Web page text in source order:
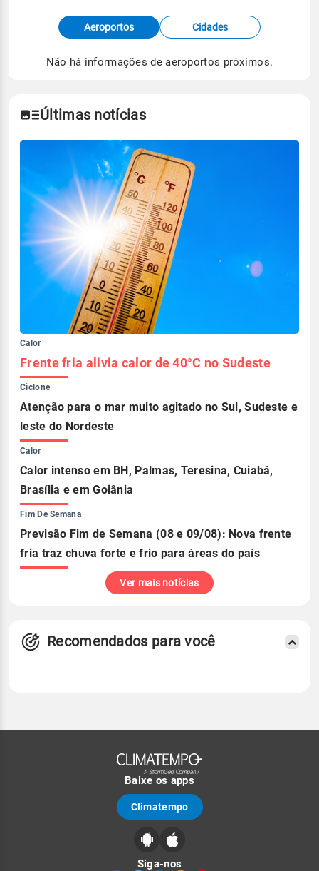
Fonte: dados combinados de estações
meteorológicas e satélite do Centro de Previsão
de Tempo e Estudos Climáticos (CPTEC).
Aeroportos Cidades
Não há informações de aeroportos próximos.
Últimas notícias
Calor
Frente fria alivia calor de 40°C no Sudeste
Ciclone
Atenção para o mar muito agitado no Sul, Sudeste e
leste do Nordeste
Calor
Calor intenso em BH, Palmas, Teresina, Cuiabá,
Brasília e em Goiânia
Fim De Semana
Previsão Fim de Semana (08 e 09/08): Nova frente
fria traz chuva forte e frio para áreas do país
Ver mais notícias
Recomendados para você
Baixe os apps
Climatempo
Siga-nos